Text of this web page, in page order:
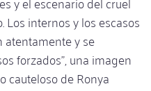
internos y los escasos
atentamente y se
forzados", una imagen
cauteloso de Ronya